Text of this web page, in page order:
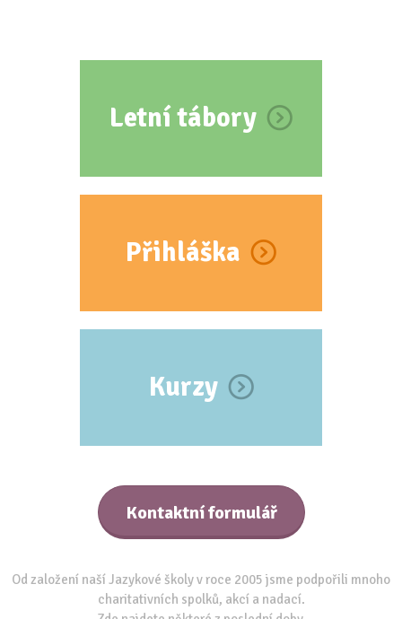
Letní tábory
Přihláška
Kurzy
Kontaktní formulář
Od založení naší Jazykové školy v roce 2005 jsme podpořili mnoho
charitativních spolků, akcí a nadací.